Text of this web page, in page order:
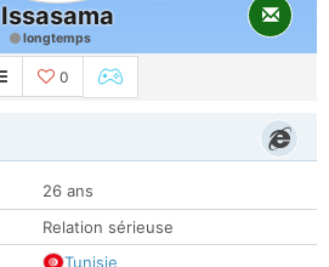
Issasama
longtemps
0
26 ans
Relation sérieuse
Tunisie